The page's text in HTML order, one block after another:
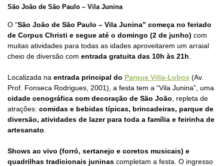
São João de São Paulo – Vila Junina
O “São João de São Paulo – Vila Junina” começa no feriado
de Corpus Christi e segue até o domingo (2 de junho) com
muitas atividades para todas as idades aproveitarem um arraial
cheio de diversão com entrada gratuita das 10h às 21h
Localizada na entrada principal do Parque Villa-Lobos (Av.
Prof. Fonseca Rodrigues, 2001), a festa tem a “Vila Junina”, uma
cidade cenográfica com decoração de São João , repleta de
atrações: comidas e bebidas típicas, brincadeiras, parque de
diversão, atividades de lazer para toda a família e feirinha de
artesanato
Shows ao vivo (forró, sertanejo e coretos musicais) e
quadrilhas tradicionais juninas completam a festa. O ingresso